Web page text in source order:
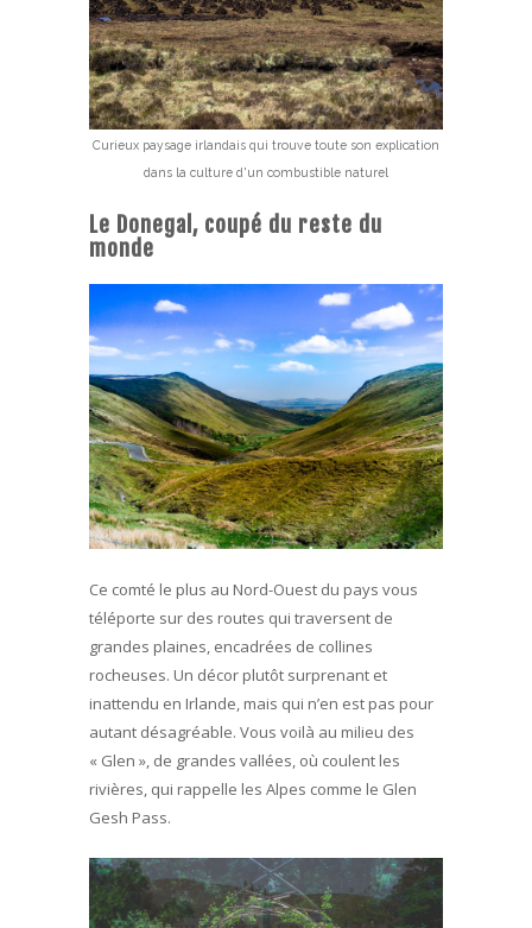
Curieux paysage irlandais qui trouve toute son explication
dans la culture d'un combustible naturel
Le Donegal, coupé du reste du
monde
Ce comté le plus au Nord-Ouest du pays vous
téléporte sur des routes qui traversent de
grandes plaines, encadrées de collines
rocheuses. Un décor plutôt surprenant et
inattendu en Irlande, mais qui n’en est pas pour
autant désagréable. Vous voilà au milieu des
« Glen », de grandes vallées, où coulent les
rivières, qui rappelle les Alpes comme le Glen
Gesh Pass.